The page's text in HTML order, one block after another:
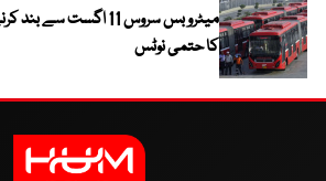
میٹرو بس سروس 11 اگست
کا حتمی نوٹس